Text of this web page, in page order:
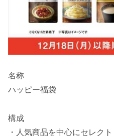
名称
ハッピー福袋
構成
・人気商品を中心にセレク